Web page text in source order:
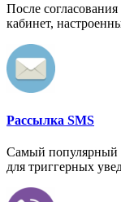
После
кабинет,
Рассылка SMS
Самый популярный
для триггерных